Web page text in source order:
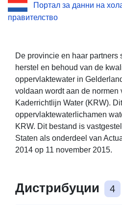
Портал за данни на
правителство
De provincie en haar partners
herstel en behoud van de
oppervlaktewater in
voldaan wordt aan de normen
Kaderrichtlijn Water (KRW).
oppervlaktewaterlichamen
KRW. Dit bestand is
Staten als onderdeel van
2014 op 11 november 2015.
Дистрибуции 4